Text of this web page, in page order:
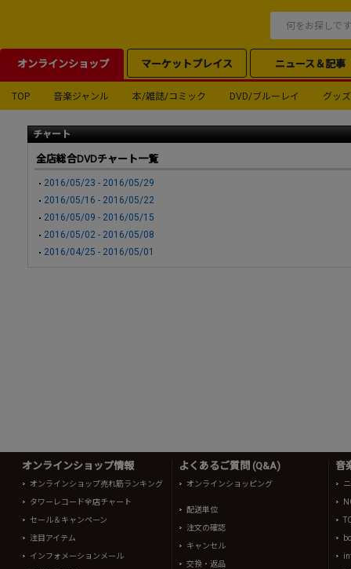
オンラインショップ マーケットプレイス ニュース＆記事
TOP 音楽ジャンル 本/雑誌/コミック DVD/ブルーレイ グッズ
チャート
全店総合DVDチャート一覧
2016/05/23 - 2016/05/29
2016/05/16 - 2016/05/22
2016/05/09 - 2016/05/15
2016/05/02 - 2016/05/08
2016/04/25 - 2016/05/01
オンラインショップ情報
オンラインショップ売れ筋ランキング
タワーレコード全店チャート
セール＆キャンペーン
注目アイテム
インフォメーションメール
よくあるご質問 (Q&A)
オンラインショッピング
配送単位
注文の確認
キャンセル
交換・返品
音